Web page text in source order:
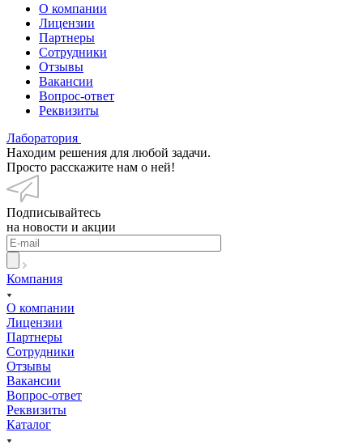
О компании
Лицензии
Партнеры
Сотрудники
Отзывы
Вакансии
Вопрос-ответ
Реквизиты
Лаборатория
Находим решения для любой задачи.
Просто расскажите нам о ней!
Подписывайтесь
на новости и акции
Компания
О компании
Лицензии
Партнеры
Сотрудники
Отзывы
Вакансии
Вопрос-ответ
Реквизиты
Каталог